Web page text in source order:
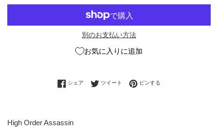
別のお支払い方法
お気に入りに追加
シェア Facebookでシェアする
ツイート Twitterに投稿する
ピンする
High Order Assassin